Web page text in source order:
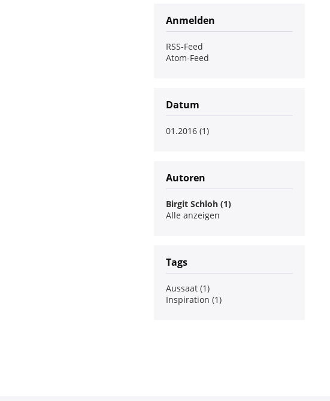
Anmelden
RSS-Feed
Atom-Feed
Datum
01.2016 (1)
Autoren
Birgit Schloh (1)
Alle anzeigen
Tags
Aussaat (1)
Inspiration (1)